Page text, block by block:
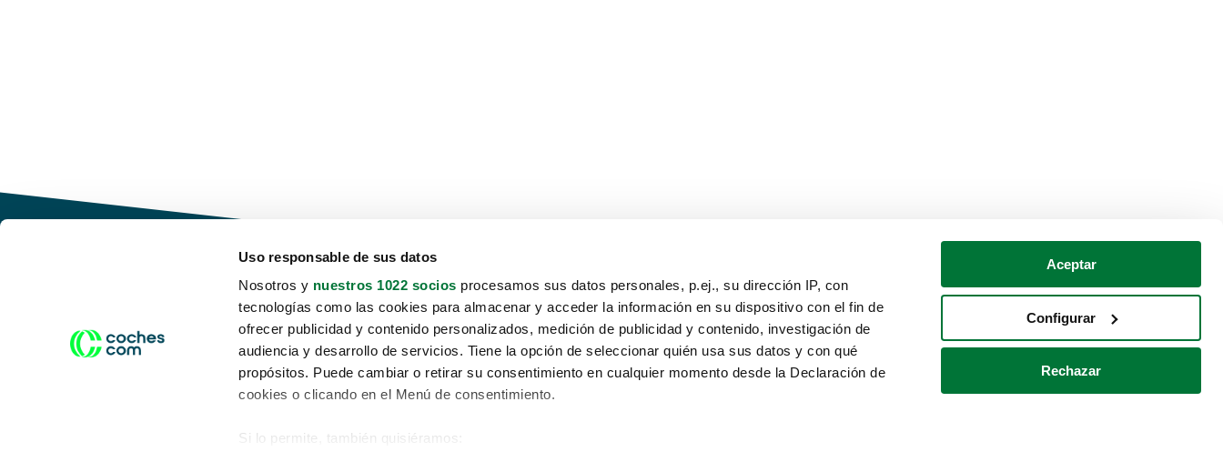
Uso responsable de sus datos
Nosotros y nuestros 1022 socios procesamos sus datos personales, p.ej., su dirección IP, con
tecnologías como las cookies para almacenar y acceder la información en su dispositivo con el fin de
ofrecer publicidad y contenido personalizados, medición de publicidad y contenido, investigación de
audiencia y desarrollo de servicios. Tiene la opción de seleccionar quién usa sus datos y con qué
propósitos. Puede cambiar o retirar su consentimiento en cualquier momento desde la Declaración de
cookies o clicando en el Menú de consentimiento.
Si lo permite, también quisiéramos:
Aceptar
Configurar
Rechazar
Conduce tu futuro,
desata tu movilidad